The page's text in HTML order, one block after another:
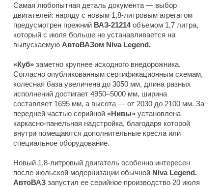
Самая любопытная деталь документа — выбор
двигателей: наряду с новым 1,8-литровым агрегатом
предусмотрен прежний ВАЗ-21214объемом 1,7 литра,
который с июля больше не устанавливается на
выпускаемую АвтоВАЗом Niva Legend.
«Куб» заметно крупнее исходного внедорожника.
Согласно опубликованным сертификационным схемам,
колесная база увеличена до 3050 мм, длина разных
исполнений достигает 4950–5000 мм, ширина
составляет 1695 мм, а высота — от 2030 до 2100 мм. За
передней частью серийной «Нивы» установлена
каркасно-панельная надстройка, благодаря которой
внутри помещаются дополнительные кресла или
специальное оборудование.
Новый 1,8-литровый двигатель особенно интересен
после июльской модернизации обычной Niva Legend.
АвтоВАЗ запустил ее серийное производство 20 июля